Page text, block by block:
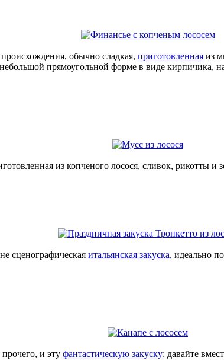
обычно сладкая, приготовленная из
небольшой прямоугольной форме в виде
из копченого лосося, сливок, рикотты и
сценографическая итальянская закуска, идеально
и эту фантастическую закуску: давайте